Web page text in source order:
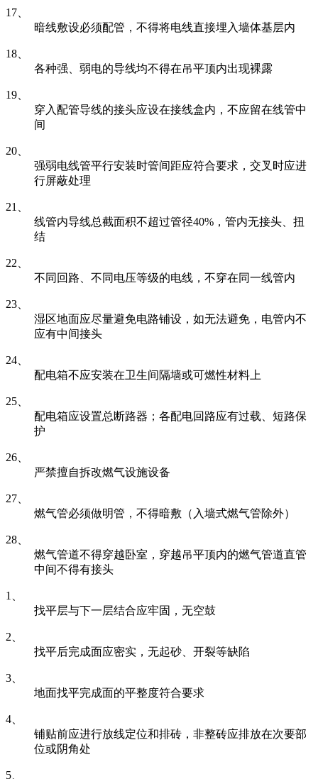
17、
暗线敷设必须配管，不得将电线直接埋入墙体基层内
18、
各种强、弱电的导线均不得在吊平顶内出现裸露
19、
穿入配管导线的接头应设在接线盒内，不应留在线管中
间
20、
强弱电线管平行安装时管间距应符合要求，交叉时应进
行屏蔽处理
21、
线管内导线总截面积不超过管径40%，管内无接头、扭
结
22、
不同回路、不同电压等级的电线，不穿在同一线管内
23、
湿区地面应尽量避免电路铺设，如无法避免，电管内不
应有中间接头
24、
配电箱不应安装在卫生间隔墙或可燃性材料上
25、
配电箱应设置总断路器；各配电回路应有过载、短路保
护
26、
严禁擅自拆改燃气设施设备
27、
燃气管必须做明管，不得暗敷（入墙式燃气管除外）
28、
燃气管道不得穿越卧室，穿越吊平顶内的燃气管道直管
中间不得有接头
1、
找平层与下一层结合应牢固，无空鼓
2、
找平后完成面应密实，无起砂、开裂等缺陷
3、
地面找平完成面的平整度符合要求
4、
铺贴前应进行放线定位和排砖，非整砖应排放在次要部
位或阴角处
5、